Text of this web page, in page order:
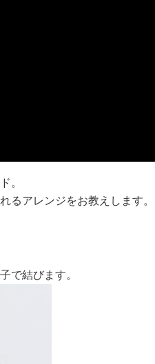
。
るアレンジをお教えします。
で結びます。